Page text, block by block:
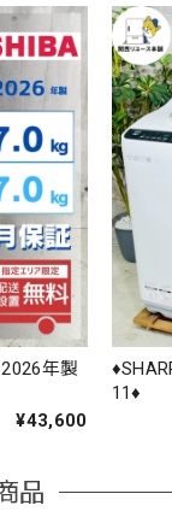
年製
¥43,600
11♦️
品